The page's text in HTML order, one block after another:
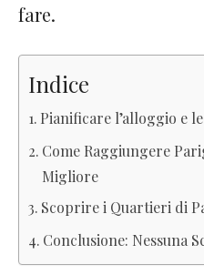
fare.
Indice
Pianificare l’alloggio e
Come Raggiungere
Migliore
Scoprire i Quartieri di
Conclusione: Nessuna